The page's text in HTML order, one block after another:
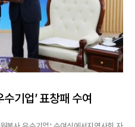
기업’ 표창패 수여